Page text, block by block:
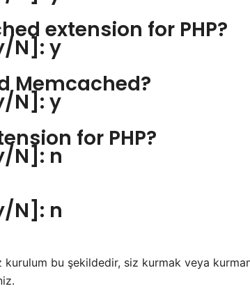
extension for PHP?
N]: y
Memcached?
N]: y
for PHP?
N]: n
N]: n
bu şekildedir, siz kurmak veya